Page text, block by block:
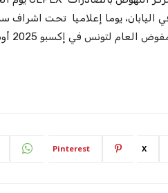
اليابان، يوما إعلاميا تحت اشراف
وتنمية
X
Pinterest